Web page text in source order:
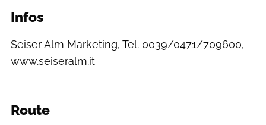
Infos
​Seiser Alm Marketing, Tel. 0039/0471/709600,
www.seiseralm.it
Route